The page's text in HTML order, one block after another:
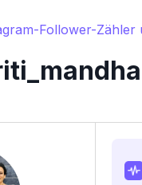
Follower-Zähler